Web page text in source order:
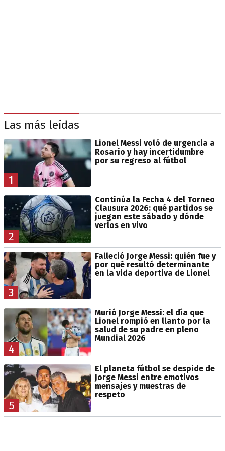
Las más leídas
1
Lionel Messi voló de urgencia a
Rosario y hay incertidumbre
por su regreso al fútbol
2
Continúa la Fecha 4 del Torneo
Clausura 2026: qué partidos se
juegan este sábado y dónde
verlos en vivo
3
Falleció Jorge Messi: quién fue y
por qué resultó determinante
en la vida deportiva de Lionel
4
Murió Jorge Messi: el día que
Lionel rompió en llanto por la
salud de su padre en pleno
Mundial 2026
5
El planeta fútbol se despide de
Jorge Messi entre emotivos
mensajes y muestras de
respeto